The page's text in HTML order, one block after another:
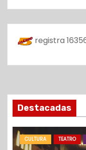
registra
Destacadas
CULTURA TEATRO